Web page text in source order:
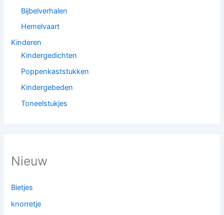
Bijbelverhalen
Hemelvaart
Kinderen
Kindergedichten
Poppenkaststukken
Kindergebeden
Toneelstukjes
Nieuw
Bietjes
knorretje